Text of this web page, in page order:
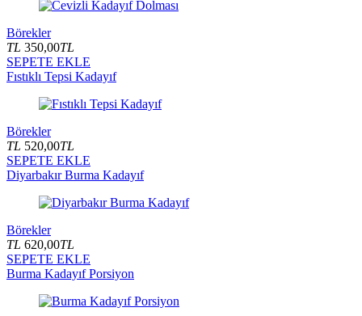
Börekler
TL 350,00TL
SEPETE EKLE
Fıstıklı Tepsi Kadayıf
Börekler
TL 520,00TL
SEPETE EKLE
Diyarbakır Burma Kadayıf
Börekler
TL 620,00TL
SEPETE EKLE
Burma Kadayıf Porsiyon